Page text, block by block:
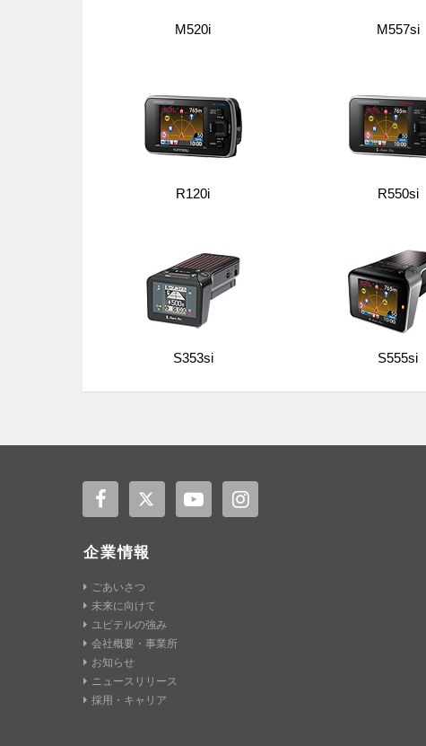
M520i M557si
R120i R550si
S353si S555si
企業情報
ごあいさつ
未来に向けて
ユピテルの強み
会社概要・事業所
お知らせ
ニュースリリース
採用・キャリア